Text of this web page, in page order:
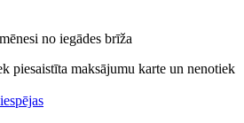
no iegādes brīža
piesaistīta maksājumu karte un nenotiek